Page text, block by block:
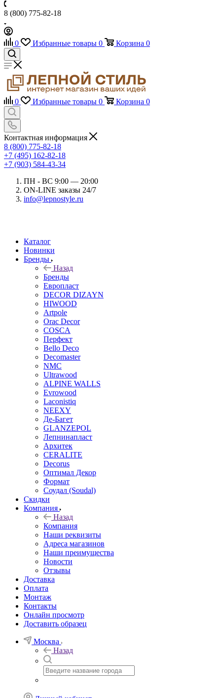
8 (800) 775-82-18
0 Избранные товары 0 Корзина 0
0 Избранные товары 0 Корзина 0
Контактная информация
8 (800) 775-82-18
+7 (495) 162-82-18
+7 (903) 584-43-34
ПН - ВС 9:00 — 20:00
ON-LINE заказы 24/7
info@lepnostyle.ru
Каталог
Новинки
Бренды
Назад
Бренды
Европласт
DECOR DIZAYN
HIWOOD
Artpole
Orac Decor
COSCA
Перфект
Bello Deco
Decomaster
NMС
Ultrawood
ALPINE WALLS
Evrowood
Laconistiq
NEEXY
Де-Багет
GLANZEPOL
Лепнинапласт
Архитек
CERALITE
Decorus
Оптимал Декор
Формат
Соудал (Soudal)
Скидки
Компания
Назад
Компания
Наши реквизиты
Адреса магазинов
Наши преимущества
Новости
Отзывы
Доставка
Оплата
Монтаж
Контакты
Онлайн просмотр
Доставить образец
Москва
Назад